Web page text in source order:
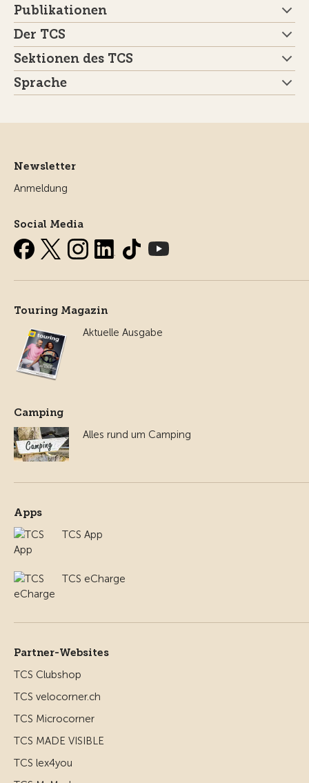
Publikationen
Der TCS
Sektionen des TCS
Sprache
Newsletter
Anmeldung
Social Media
Touring Magazin
Aktuelle Ausgabe
Camping
Alles rund um Camping
Apps
TCS App
TCS eCharge
Partner-Websites
TCS Clubshop
TCS velocorner.ch
TCS Microcorner
TCS MADE VISIBLE
TCS lex4you